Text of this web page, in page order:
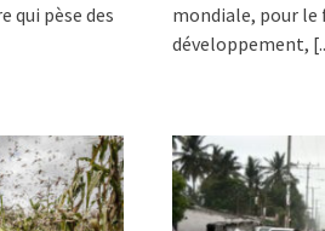
qui pèse des
mondiale, pour le
développement,